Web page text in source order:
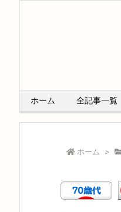
ホーム 全記事一覧
ホーム >